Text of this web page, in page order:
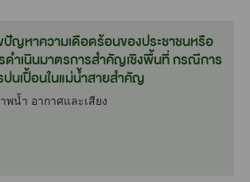
ปัญหาความเดือดร้อนของประชาชนหรือ
ำเนินมาตรการสำคัญเชิงพื้นที่ กรณีการ
นเปื้อนในแม่น้ำสายสำคัญ
น้ำ อากาศและเสียง